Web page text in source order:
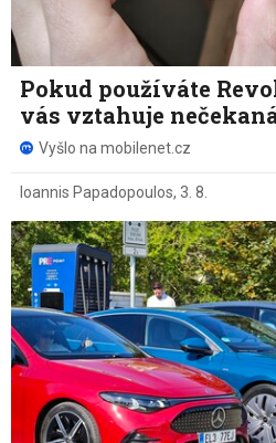
Pokud používáte
vás vztahuje
Vyšlo na mobilenet.cz
Ioannis Papadopoulos, 3. 8.